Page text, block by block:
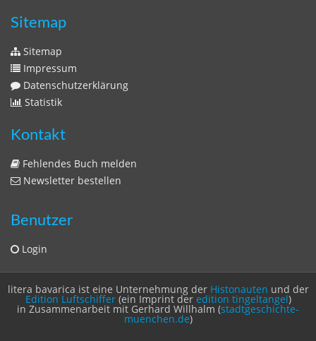
Sitemap
Sitemap
Impressum
Datenschutzerklärung
Statistik
Kontakt
Fehlendes Buch melden
Newsletter bestellen
Benutzer
Login
litera bavarica ist eine Unternehmung der Histonauten und der
Edition Luftschiffer(ein Imprint der edition tingeltangel)
in Zusammenarbeit mit Gerhard Willhalm (stadtgeschichte-
muenchen.de)